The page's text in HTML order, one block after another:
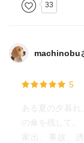
33
machinobu
5
ある夏の夕暮
の傘を残して。
家出、事故、